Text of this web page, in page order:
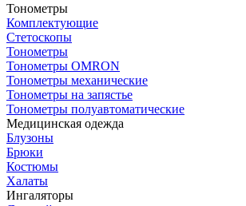
Тонометры
Комплектующие
Стетоскопы
Тонометры
Тонометры OMRON
Тонометры механические
Тонометры на запястье
Тонометры полуавтоматические
Медицинская одежда
Блузоны
Брюки
Костюмы
Халаты
Ингаляторы